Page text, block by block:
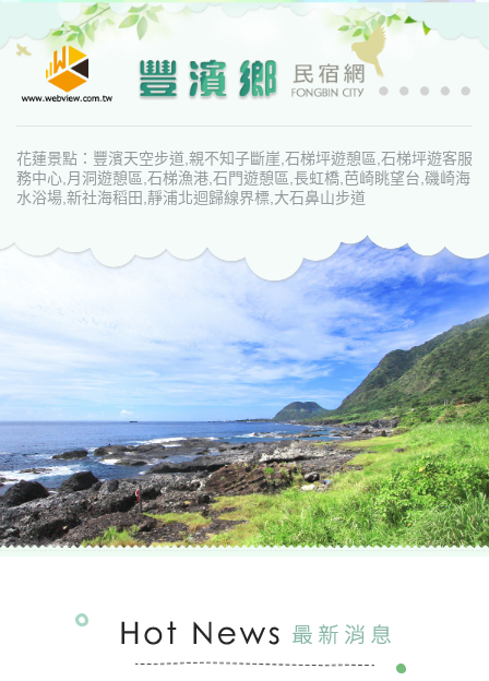
花蓮景點：豐濱天空步道,親不知子斷崖,石梯坪遊憩區,石梯坪遊客服
務中心,月洞遊憩區,石梯漁港,石門遊憩區,長虹橋,芭崎眺望台,磯崎海
水浴場,新社海稻田,靜浦北迴歸線界標,大石鼻山步道